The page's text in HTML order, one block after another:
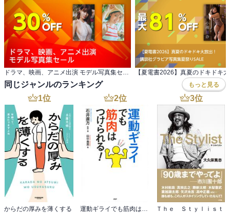
ドラマ、映画、アニメ出演 モデル写真集セール
同じジャンルのランキング もっと見る
1位
からだの厚みを薄くする
2位
運動ギライでも筋肉はつけられる！
3位
Ｔｈｅ Ｓｔｙｌｉｓｔ